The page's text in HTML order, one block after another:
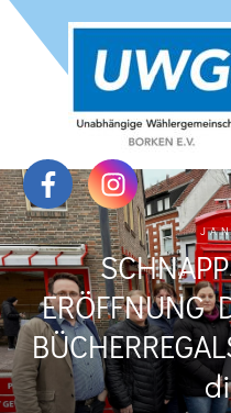
ERÖFFNUNG